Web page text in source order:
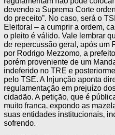
devendo a Suprema Corte
do preceito”. No caso, será o
Eleitoral – a cumprir a ordem,
o pleito é válido. Vale lembrar
de repercussão geral, após um
por Rodrigo Mezzomo, a
porém proveniente de um
indeferido no TRE e
pelo TSE. A Injunção aponta
regulamentação em prejuízo
cidadão. A petição, que é
muito franca, expondo as
suas entidades institucionais,
sofrendo.